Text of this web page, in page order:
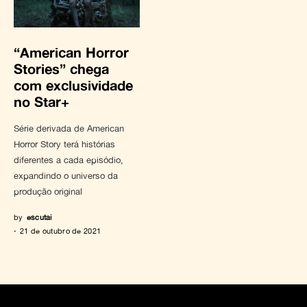
“American Horror
Stories” chega
com exclusividade
no Star+
Série derivada de American
Horror Story terá histórias
diferentes a cada episódio,
expandindo o universo da
produção original
by escutai
21 de outubro de 2021